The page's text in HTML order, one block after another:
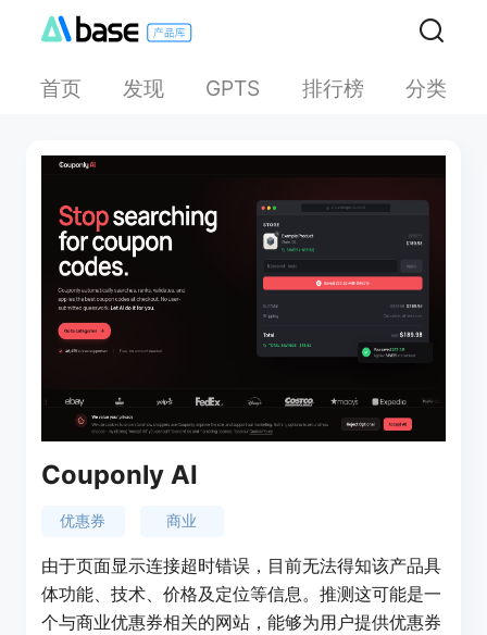
首页 发现 GPTS 排行榜 分类
Couponly AI
优惠券 商业
由于页面显示连接超时错误，目前无法得知该产品具
体功能、技术、价格及定位等信息。推测这可能是一
个与商业优惠券相关的网站，能够为用户提供优惠券